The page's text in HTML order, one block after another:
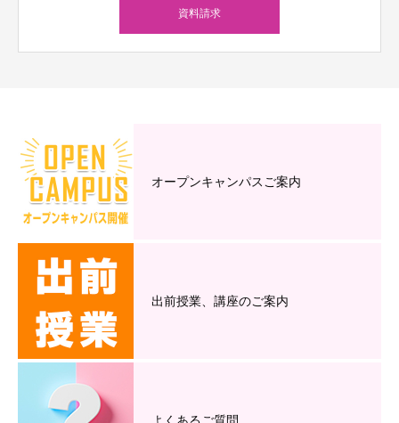
資料請求
オープンキャンパスご案内
出前授業、講座のご案内